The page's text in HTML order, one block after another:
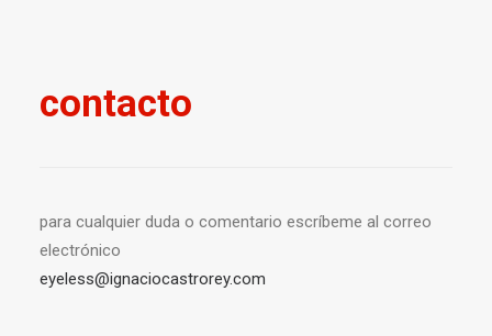
contacto
para cualquier duda o comentario escríbeme al correo
electrónico
eyeless@ignaciocastrorey.com